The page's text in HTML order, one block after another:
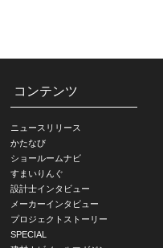
コンテンツ
ニュースリリース
かたなび
ショールームナビ
すまいりんぐ
設計士インタビュー
メーカーインタビュー
プロジェクトストーリー
SPECIAL